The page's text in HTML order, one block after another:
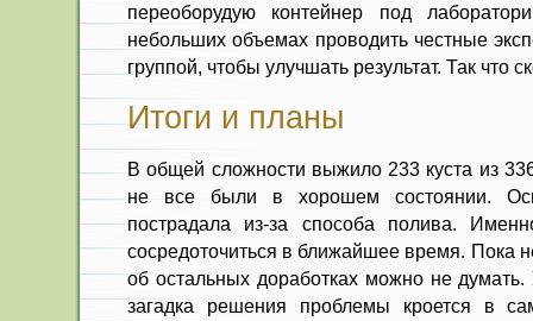
переоборудую контейнер под
небольших объемах проводить честные
группой, чтобы улучшать результат. Так что
Итоги и планы
В общей сложности выжило 233 куста из
не все были в хорошем состоянии.
пострадала из-за способа полива.
сосредоточиться в ближайшее время. Пока
об остальных доработках можно не
загадка решения проблемы кроется в